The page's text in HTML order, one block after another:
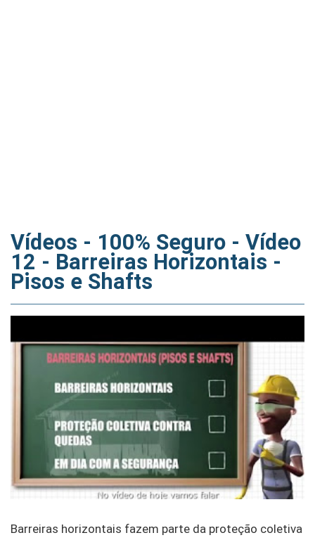
Vídeos - 100% Seguro - Vídeo
12 - Barreiras Horizontais -
Pisos e Shafts
Barreiras horizontais fazem parte da proteção coletiva